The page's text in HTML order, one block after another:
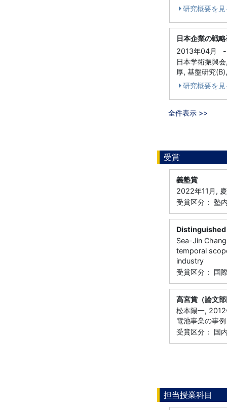
研究概要を見
日本企業の戦
2013年04月
-
日本学術振興
厚, 基盤研究
研究概要を見
全件表示 >>
受賞
義塾賞
2022年11月,
受賞区分： 塾
Distinguished
Sea-Jin
temporal
industry
受賞区分： 国
高宮賞（論文
松本陽一,
電池事業の事例
受賞区分： 国
担当授業科目